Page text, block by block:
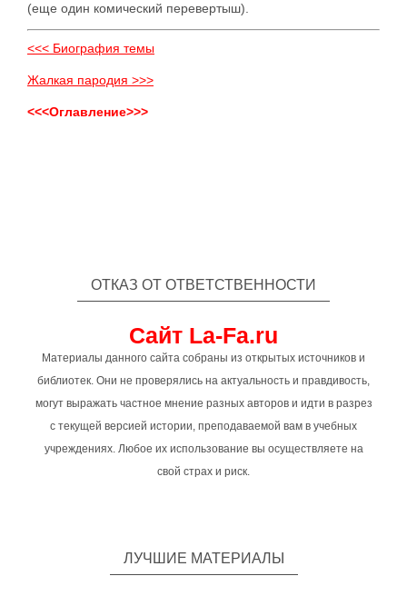
(еще один комический перевертыш).
<<< Биография темы
Жалкая пародия >>>
<<<Оглавление>>>
ОТКАЗ ОТ ОТВЕТСТВЕННОСТИ
Сайт La-Fa.ru
Материалы данного сайта собраны из открытых источников и
библиотек. Они не проверялись на актуальность и правдивость,
могут выражать частное мнение разных авторов и идти в разрез
с текущей версией истории, преподаваемой вам в учебных
учреждениях. Любое их использование вы осуществляете на
свой страх и риск.
ЛУЧШИЕ МАТЕРИАЛЫ